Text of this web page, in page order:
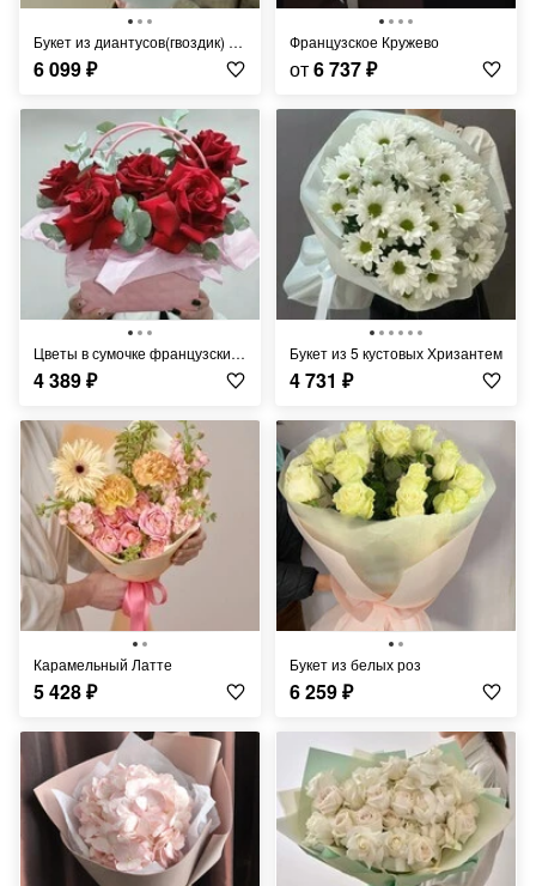
Букет из диантусов(гвоздик) с эвкалиптом
6 099₽
Французское Кружево
от6 737₽
Цветы в сумочке французские розы
4 389₽
Букет из 5 кустовых Хризантем
4 731 ₽
Карамельный Латте
5 428₽
Букет из белых роз
6 259₽